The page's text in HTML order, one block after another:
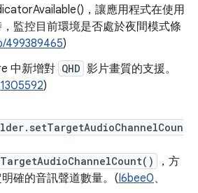
，讓應用程式在使用
監控目前環境是否處於夜間模式條
499389465)
中新增對 QHD 影片畫質的支援。
)
，方
確的音訊聲道數量。(I6bee0、